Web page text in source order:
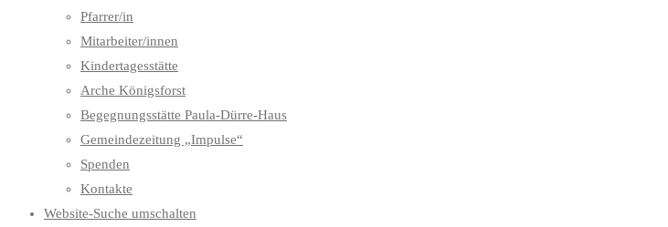
Pfarrer/in
Mitarbeiter/innen
Kindertagesstätte
Arche Königsforst
Begegnungsstätte Paula-Dürre-Haus
Gemeindezeitung „Impulse“
Spenden
Kontakte
Website-Suche umschalten